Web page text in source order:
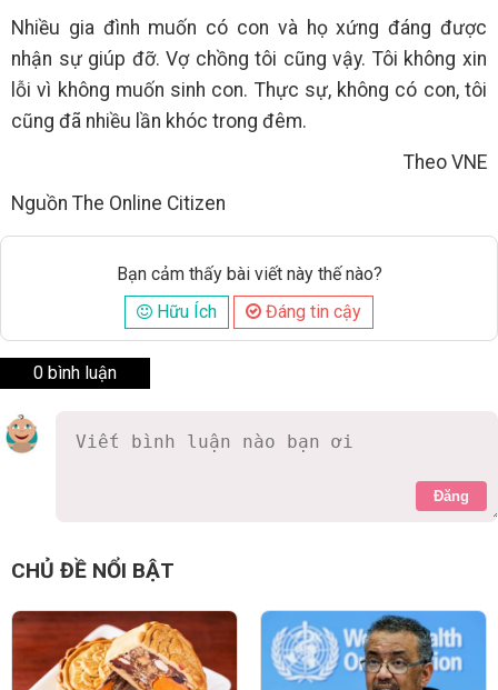
Nhiều gia đình muốn có con và họ xứng đáng được
nhận sự giúp đỡ. Vợ chồng tôi cũng vậy. Tôi không xin
lỗi vì không muốn sinh con. Thực sự, không có con, tôi
cũng đã nhiều lần khóc trong đêm.
Theo VNE
Nguồn The Online Citizen
Bạn cảm thấy bài viết này thế nào?
Hữu Ích
Đáng tin cậy
0 bình luận
Đăng
CHỦ ĐỀ NỔI BẬT